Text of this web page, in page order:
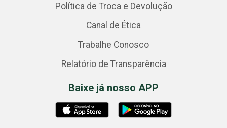
Política de Troca e Devolução
Canal de Ética
Trabalhe Conosco
Relatório de Transparência
Baixe já nosso APP